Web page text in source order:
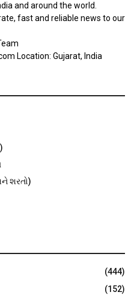
and around the world.
fast and reliable news to our
Location: Gujarat, India
શરતો)
(444)
(152)